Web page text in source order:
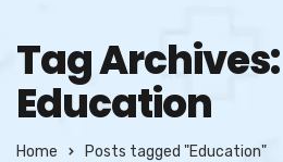
Tag Archives:
Education
Home Posts tagged "Education"